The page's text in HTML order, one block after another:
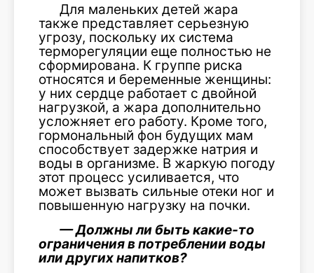
Для маленьких детей жара
также представляет серьезную
угрозу, поскольку их система
терморегуляции еще полностью не
сформирована. К группе риска
относятся и беременные женщины:
у них сердце работает с двойной
нагрузкой, а жара дополнительно
усложняет его работу. Кроме того,
гормональный фон будущих мам
способствует задержке натрия и
воды в организме. В жаркую погоду
этот процесс усиливается, что
может вызвать сильные отеки ног и
повышенную нагрузку на почки.
— Должны ли быть какие-то
ограничения в потреблении воды
или других напитков?